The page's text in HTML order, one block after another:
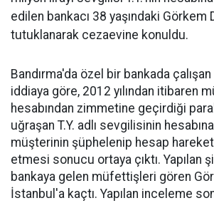
edilen bankacı 38 yaşındaki Görkem
tutuklanarak cezaevine konuldu.
Bandırma'da özel bir bankada
iddiaya göre, 2012 yılından itibaren
hesabından zimmetine geçirdiği
uğraşan T.Y. adlı sevgilisinin
müşterinin şüphelenip hesap
etmesi sonucu ortaya çıktı. Yapılan
bankaya gelen müfettişleri gören
İstanbul'a kaçtı. Yapılan inceleme